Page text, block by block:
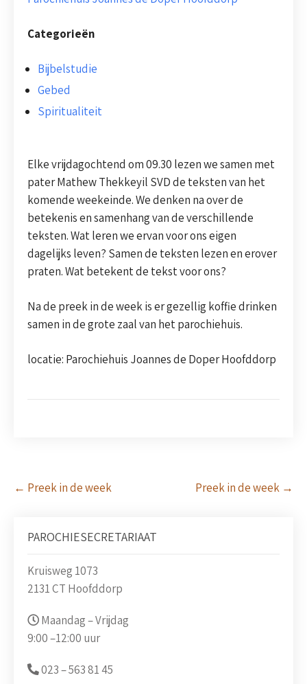
Categorieën
Bijbelstudie
Gebed
Spiritualiteit
Elke vrijdagochtend om 09.30 lezen we samen met
pater Mathew Thekkeyil SVD de teksten van het
komende weekeinde. We denken na over de
betekenis en samenhang van de verschillende
teksten. Wat leren we ervan voor ons eigen
dagelijks leven? Samen de teksten lezen en erover
praten. Wat betekent de tekst voor ons?
Na de preek in de week is er gezellig koffie drinken
samen in de grote zaal van het parochiehuis.
locatie: Parochiehuis Joannes de Doper Hoofddorp
Post
navigation
← Preek in de week Preek in de week →
PAROCHIESECRETARIAAT
Kruisweg 1073
2131 CT Hoofddorp
Maandag – Vrijdag
9:00 –12:00 uur
023 –563 81 45